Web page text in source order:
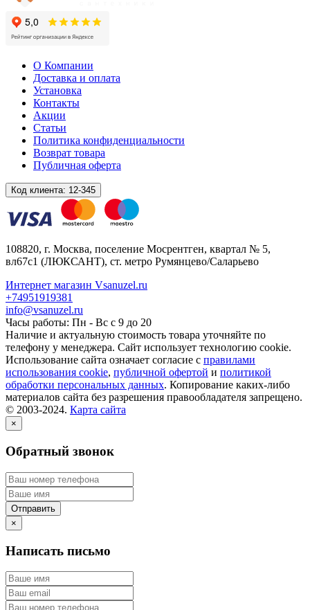
О Компании
Доставка и оплата
Установка
Контакты
Акции
Статьи
Политика конфиденциальности
Возврат товара
Публичная оферта
Код клиента: 12-345
108820, г. Москва, поселение Мосрентген, квартал № 5,
вл67с1 (ЛЮКСАНТ), ст. метро Румянцево/Саларьево
Интернет магазин Vsanuzel.ru
+74951919381
info@vsanuzel.ru
Часы работы: Пн - Вс с 9 до 20
Наличие и актуальную стоимость товара уточняйте по
телефону у менеджера. Сайт использует технологию cookie.
Использование сайта означает согласие с правилами
использования cookie, публичной офертой и политикой
обработки персональных данных. Копирование каких-либо
материалов сайта без разрешения правообладателя запрещено.
© 2003-2024. Карта сайта
×
Обратный звонок
×
Написать письмо